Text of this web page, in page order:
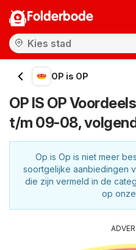
Folderbode
OP is OP
OP IS OP
t/m 09-08,
Op is Op is niet meer
soortgelijke aanbiedingen
die zijn vermeld in de
op